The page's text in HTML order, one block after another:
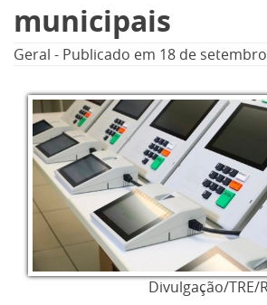
Informe especial
municipais
Geral - Publicado em 18 de
Divulgação/TRE/